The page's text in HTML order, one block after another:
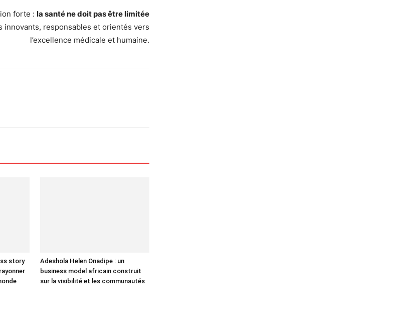
forte : la santé ne doit pas être limitée
innovants, responsables et orientés vers
l’excellence médicale et humaine.
story
Adeshola Helen Onadipe : un
business model africain construit
sur la visibilité et les communautés